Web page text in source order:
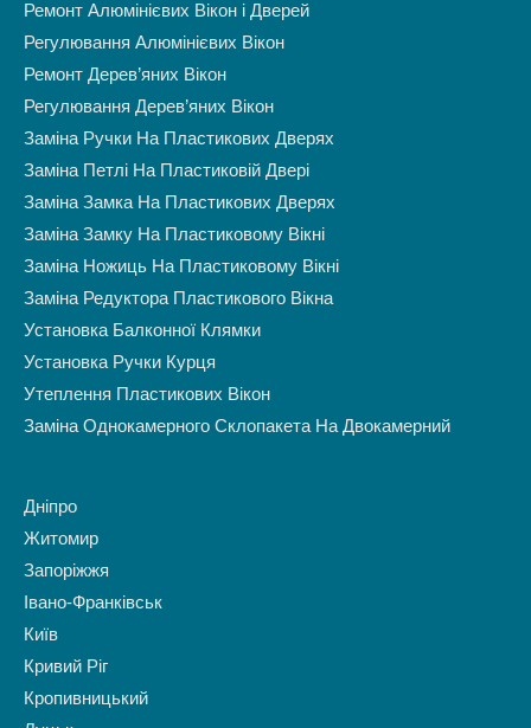
Ремонт Алюмінієвих Вікон і Дверей
Регулювання Алюмінієвих Вікон
Ремонт Дерев’яних Вікон
Регулювання Дерев’яних Вікон
Заміна Ручки На Пластикових Дверях
Заміна Петлі На Пластиковій Двері
Заміна Замка На Пластикових Дверях
Заміна Замку На Пластиковому Вікні
Заміна Ножиць На Пластиковому Вікні
Заміна Редуктора Пластикового Вікна
Установка Балконної Клямки
Установка Ручки Курця
Утеплення Пластикових Вікон
Заміна Однокамерного Склопакета На Двокамерний
Дніпро
Житомир
Запоріжжя
Івано-Франківськ
Київ
Кривий Ріг
Кропивницький